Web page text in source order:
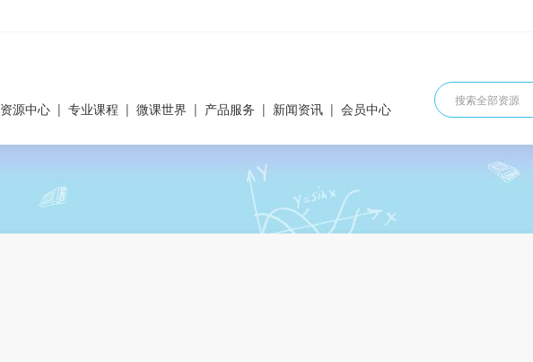
资源中心 | 专业课程 | 微课世界 | 产品服务 | 新闻资讯 | 会员中心